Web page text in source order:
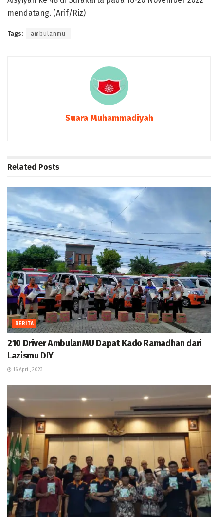
mendatang. (Arif/Riz)
Tags: ambulanmu
Suara Muhammadiyah
Related Posts
BERITA
210 Driver AmbulanMU Dapat Kado Ramadhan dari
Lazismu DIY
16 April, 2023